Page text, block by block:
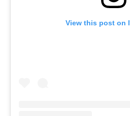
View this post on